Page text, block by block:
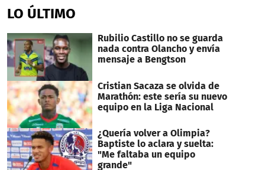
LO ÚLTIMO
Rubilio Castillo no se guarda
nada contra Olancho y envía
mensaje a Bengtson
Cristian Sacaza se olvida de
Marathón: este sería su nuevo
equipo en la Liga Nacional
¿Quería volver a Olimpia?
Baptiste lo aclara y suelta:
"Me faltaba un equipo
grande"